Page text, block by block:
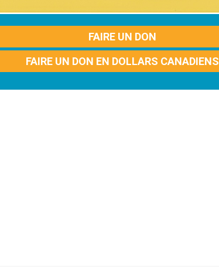
FAIRE UN DON
FAIRE UN DON EN DOLLARS CANADIENS